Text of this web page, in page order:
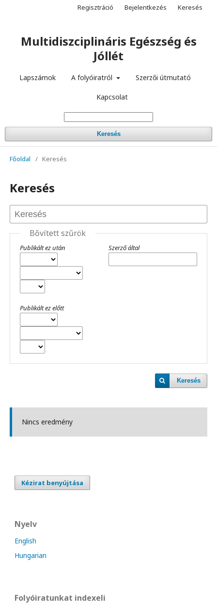
Multidiszciplináris Egészség és
Jóllét
Lapszámok A folyóiratról Szerzői útmutató
Kapcsolat
Keresés
Regisztráció Bejelentkezés Keresés
Főoldal / Keresés
Keresés
Bővített szűrök
Publikált ez után
Publikált ez előtt
Szerző által
Keresés
Nincs eredmény
Kézirat benyújtása
Nyelv
English
Hungarian
Folyóiratunkat indexeli